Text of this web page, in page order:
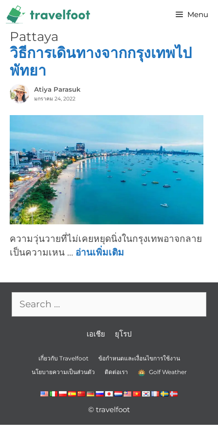
Skip
to
content
Menu
Pattaya
วิธีการเดินทางจากกรุงเทพไป
พัทยา
Atiya Parasuk
มกราคม 24, 2022
ความวุ่นวายที่ไม่เคยหยุดนิ่งในกรุงเทพอาจกลาย
เป็นความเหน … อ่านเพิ่มเติม
for:
เอเชีย ยุโรป
เกี่ยวกับ Travelfoot
ข้อกำหนดและเงื่อนไขการใช้งาน
นโยบายความเป็นส่วนตัว
ติดต่อเรา Golf Weather
© travelfoot